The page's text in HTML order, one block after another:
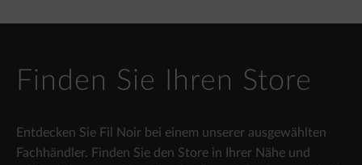
Finden Sie Ihren Store
Entdecken Sie Fil Noir bei einem unserer ausgewählten
Fachhändler. Finden Sie den Store in Ihrer Nähe und